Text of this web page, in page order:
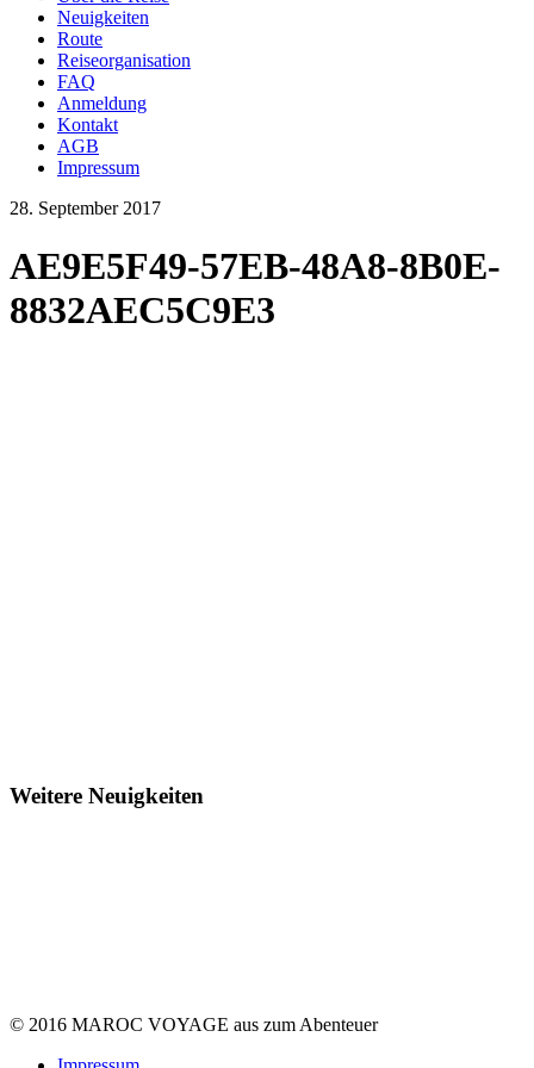
Neuigkeiten
Route
Reiseorganisation
FAQ
Anmeldung
Kontakt
AGB
Impressum
28. September 2017
AE9E5F49-57EB-48A8-8B0E-
8832AEC5C9E3
Weitere Neuigkeiten
© 2016 MAROC VOYAGE aus zum Abenteuer